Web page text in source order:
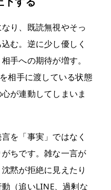
り、既読無視やそっ
む。逆に少し優しく
手への期待が増す。
相手に渡している状態
が連動してしまいま
を「事実」ではなく
がちです。雑な一言が
黙が拒絶に見えたり
（追いLINE、過剰な